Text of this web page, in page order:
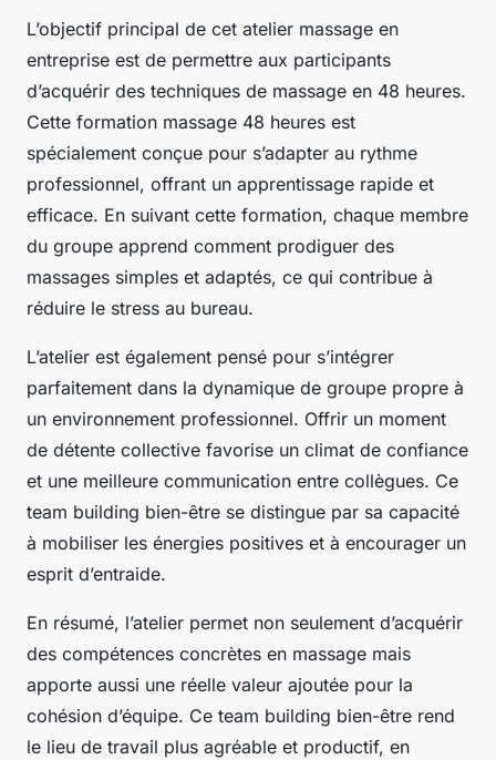
L’objectif principal de cet atelier massage en
entreprise est de permettre aux participants
d’acquérir des techniques de massage en 48 heures.
Cette formation massage 48 heures est
spécialement conçue pour s’adapter au rythme
professionnel, offrant un apprentissage rapide et
efficace. En suivant cette formation, chaque membre
du groupe apprend comment prodiguer des
massages simples et adaptés, ce qui contribue à
réduire le stress au bureau.
L’atelier est également pensé pour s’intégrer
parfaitement dans la dynamique de groupe propre à
un environnement professionnel. Offrir un moment
de détente collective favorise un climat de confiance
et une meilleure communication entre collègues. Ce
team building bien-être se distingue par sa capacité
à mobiliser les énergies positives et à encourager un
esprit d’entraide.
En résumé, l’atelier permet non seulement d’acquérir
des compétences concrètes en massage mais
apporte aussi une réelle valeur ajoutée pour la
cohésion d’équipe. Ce team building bien-être rend
le lieu de travail plus agréable et productif, en